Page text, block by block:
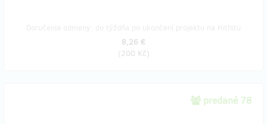
8,26 €
(200 Kč)
predané 78